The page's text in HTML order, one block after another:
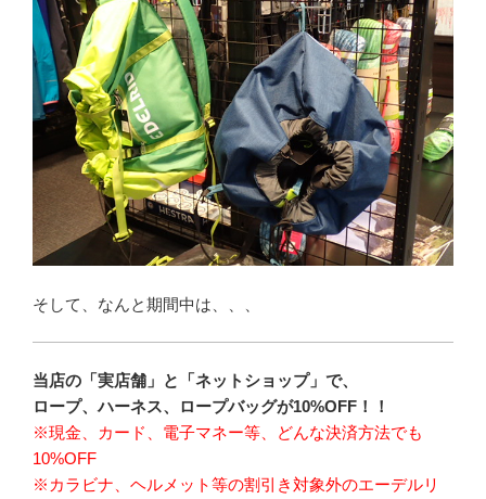
そして、なんと期間中は、、、
当店の「実店舗」と「ネットショップ」で、
ロープ、ハーネス、ロープバッグが10%OFF！！
※現金、カード、電子マネー等、どんな決済方法でも
10%OFF
※カラビナ、ヘルメット等の割引き対象外のエーデルリ